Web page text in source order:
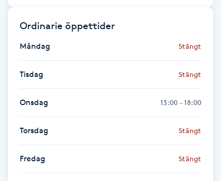
Fransborttagning
Fransförlängning
Fransförlängning Megavolym
Fransförlängning Volym
Fransk manikyr
Fransrengöring
Ordinarie öppettider
Måndag Stängt
Tisdag Stängt
Onsdag 13:00 - 18:00
Torsdag Stängt
Fredag Stängt